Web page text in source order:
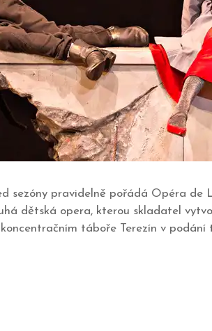
sezóny pravidelně pořádá Opéra de
dětská opera, kterou skladatel
táboře Terezín v